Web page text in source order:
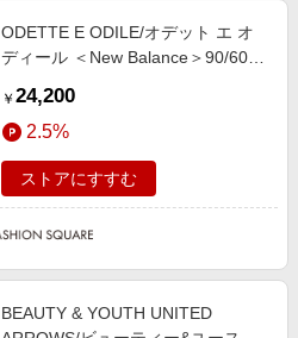
ODETTE E ODILE/オデット エ オ
ディール ＜New Balance＞90/60
￥ 24,200
2.5%
ストアにすすむ
BEAUTY & YOUTH UNITED